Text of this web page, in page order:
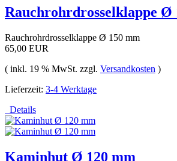
Rauchrohrdrosselklappe Ø
Rauchrohrdrosselklappe Ø 150 mm
65,00 EUR
( inkl. 19 % MwSt. zzgl. Versandkosten )
Lieferzeit: 3-4 Werktage
Details
Kaminhut Ø 120 mm